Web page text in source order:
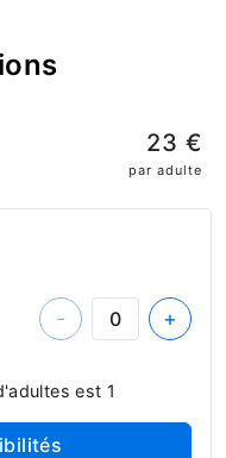
23 €
par adulte
- +
est 1